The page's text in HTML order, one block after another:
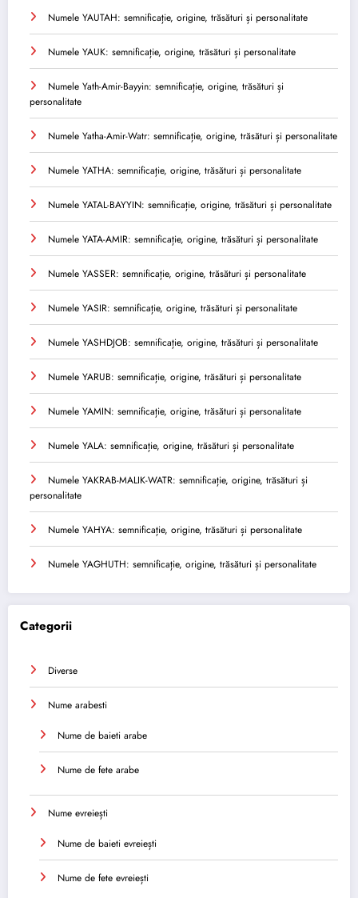
Numele YAUTAH: semnificație, origine, trăsături și personalitate
Numele YAUK: semnificație, origine, trăsături și personalitate
Numele Yath-Amir-Bayyin: semnificație, origine, trăsături și
personalitate
Numele Yatha-Amir-Watr: semnificație, origine, trăsături și personalitate
Numele YATHA: semnificație, origine, trăsături și personalitate
Numele YATAL-BAYYIN: semnificație, origine, trăsături și personalitate
Numele YATA-AMIR: semnificație, origine, trăsături și personalitate
Numele YASSER: semnificație, origine, trăsături și personalitate
Numele YASIR: semnificație, origine, trăsături și personalitate
Numele YASHDJOB: semnificație, origine, trăsături și personalitate
Numele YARUB: semnificație, origine, trăsături și personalitate
Numele YAMIN: semnificație, origine, trăsături și personalitate
Numele YALA: semnificație, origine, trăsături și personalitate
Numele YAKRAB-MALIK-WATR: semnificație, origine, trăsături și
personalitate
Numele YAHYA: semnificație, origine, trăsături și personalitate
Numele YAGHUTH: semnificație, origine, trăsături și personalitate
Categorii
Diverse
Nume arabesti
Nume de baieti arabe
Nume de fete arabe
Nume evreiești
Nume de baieti evreiești
Nume de fete evreiești